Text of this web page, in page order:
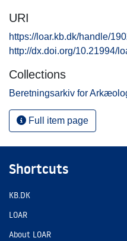
URI
https://loar.kb.dk/handle/
http://dx.doi.org/10.21994/
Collections
Beretningsarkiv for
Full item page
Shortcuts
KB.DK
LOAR
About LOAR